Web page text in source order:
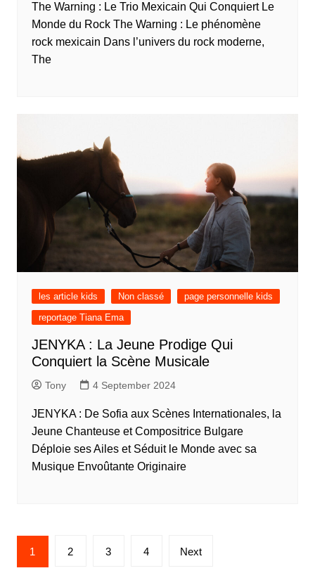
The Warning : Le Trio Mexicain Qui Conquiert Le
Monde du Rock The Warning : Le phénomène
rock mexicain Dans l’univers du rock moderne,
The
les article kids Non classé
page personnelle kids
reportage Tiana Ema
JENYKA : La Jeune Prodige Qui
Conquiert la Scène Musicale
Tony 4 September 2024
JENYKA : De Sofia aux Scènes Internationales, la
Jeune Chanteuse et Compositrice Bulgare
Déploie ses Ailes et Séduit le Monde avec sa
Musique Envoûtante Originaire
1 2 3 4 Next